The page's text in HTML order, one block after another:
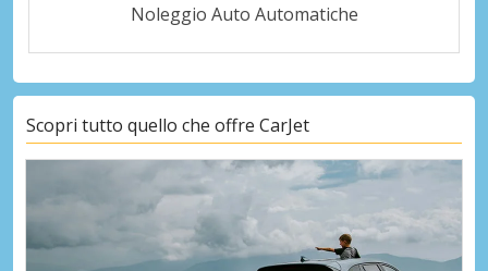
Noleggio Auto Automatiche
Scopri tutto quello che offre CarJet